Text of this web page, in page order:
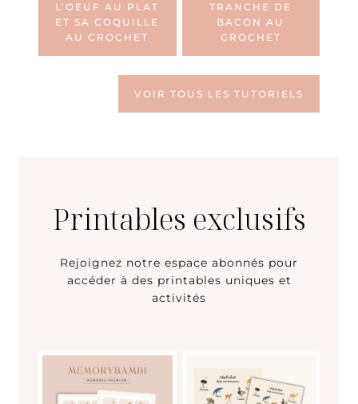
L’OEUF AU PLAT
ET SA COQUILLE
AU CROCHET
TRANCHE DE
BACON AU
CROCHET
VOIR TOUS LES TUTORIELS
Printables exclusifs
Rejoignez notre espace abonnés pour
accéder à des printables uniques et
activités